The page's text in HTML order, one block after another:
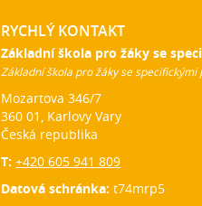
RYCHLÝ KONTAKT
Základní škola pro žáky se
Základní škola pro žáky se
Mozartova 346/7
360 01, Karlovy Vary
Česká republika
T:+420 605 941 809
Datová schránka:t74mrp5